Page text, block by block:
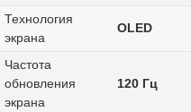
Технология
экрана
OLED
Частота
обновления
экрана
120 Гц